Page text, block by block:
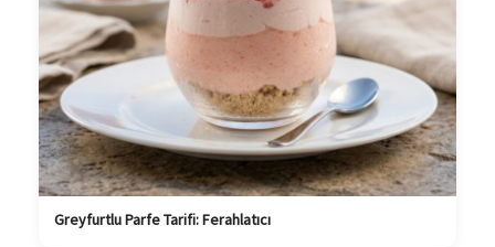
Greyfurtlu Parfe Tarifi: Ferahlatıcı